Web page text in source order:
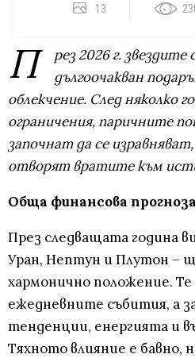
13
П
рез 2026 г.
дългоочакван
облекчение. След няколко
ограничения, паричните
започнат да се
отворят вратите към
Обща финансова прогноза
През следващата година
Уран, Нептун и Плутон –
хармонично положение. Те
ежедневните събития, а
тенденции, енергията и
Тяхното влияние е бавно,